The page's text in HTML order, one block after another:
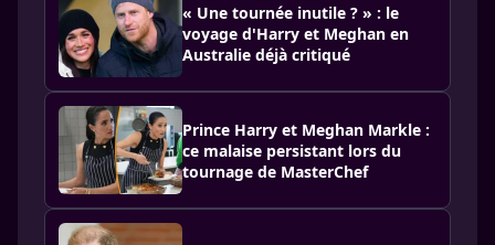
« Une tournée inutile ? » : le
voyage d'Harry et Meghan en
Australie déjà critiqué
Prince Harry et Meghan Markle :
ce malaise persistant lors du
tournage de MasterChef